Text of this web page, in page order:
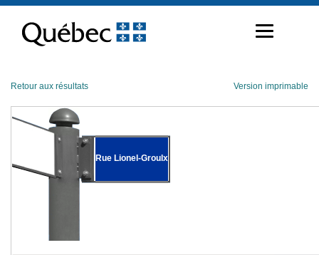
contenu
Retour aux résultats Version imprimable
Rue Lionel-Groulx